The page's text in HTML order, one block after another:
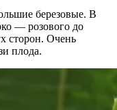
березовые. В
— розового до
сторон. Очень
плода.